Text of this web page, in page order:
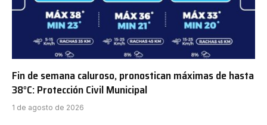
Fin de semana caluroso, pronostican máximas de hasta
38°C: Protección Civil Municipal
1 de agosto de 2026